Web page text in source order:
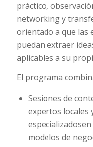
práctico,
networking y
orientado a que las
puedan extraer
aplicables a su
El programa
Sesiones de
expertos locales
modelos de